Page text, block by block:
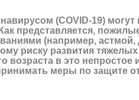
(COVID-19) могут
представляется,
(например, астмой,
риску развития
возраста в это непростое
меры по защите